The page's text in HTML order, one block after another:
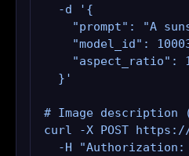
  -d '{
"prompt": "A
"model_id":
"aspect_ratio":
  }'
# Image description
curl -X POST
-H "Authorization: